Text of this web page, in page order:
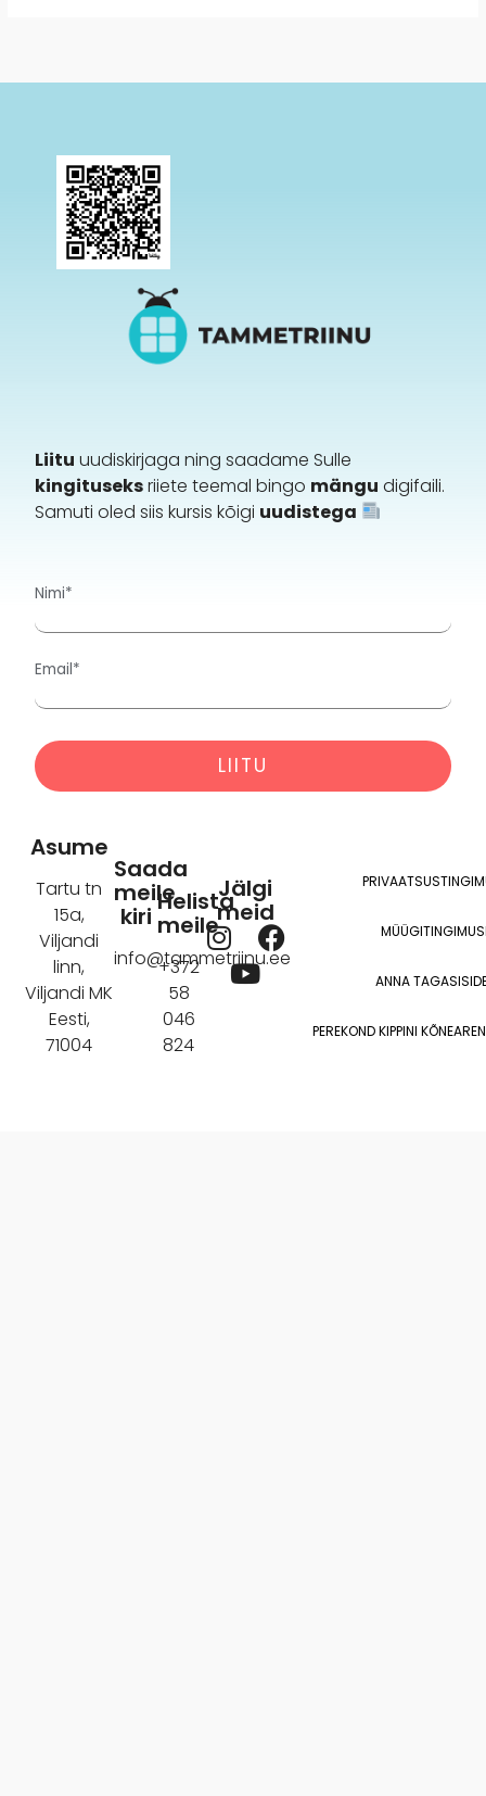
Liitu uudiskirjaga ning saadame Sulle
kingituseksriiete teemal bingo mängu digifaili.
Samuti oled siis kursis kõigi uudistega
Nimi*
Email*
Alternative:
Asume
Tartu tn
15a,
Viljandi
linn,
Viljandi MK
Eesti,
71004
Saada
meile
kiri
info@tammetriinu.ee
Helista
meile
+372
58
046
824
Jälgi
meid
I
n
s
F
a
Y
o
u ANNA
PEREKOND KIPPINI